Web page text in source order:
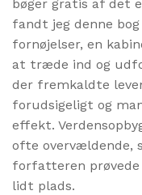
bøger gratis af det
fandt jeg denne
fornøjelser, en
at træde ind og
der fremkaldte
forudsigeligt og
effekt.
ofte overvældende,
forfatteren
lidt plads.